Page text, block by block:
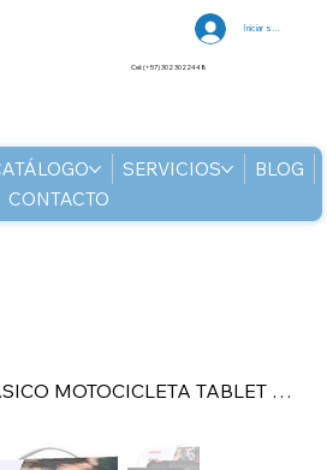
SERVICIOS
BLOG
CONTACTO
Iniciar sesión
Cel: (+57) 302 3022448
ESCANER MOTO BASICO MOTOCICLETA TABLET 5_ COBERTURA 30 MARCAS